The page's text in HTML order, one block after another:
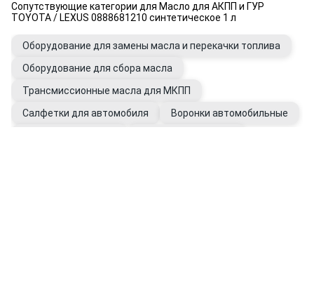
Сопутствующие категории для Масло для АКПП и ГУР
TOYOTA / LEXUS 0888681210 синтетическое 1 л
Оборудование для замены масла и перекачки топлива
Оборудование для сбора масла
Трансмиссионные масла для МКПП
Салфетки для автомобиля
Воронки автомобильные